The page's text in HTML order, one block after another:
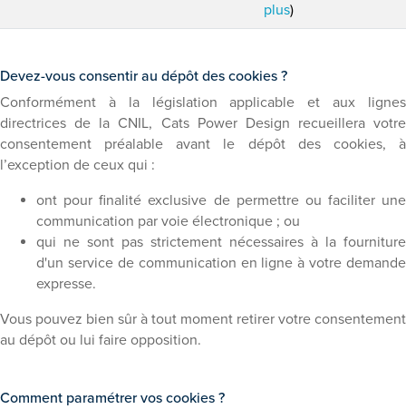
plus)
Devez-vous consentir au dépôt des cookies ?
Conformément à la législation applicable et aux lignes
directrices de la CNIL, Cats Power Design recueillera votre
consentement préalable avant le dépôt des cookies, à
l’exception de ceux qui :
ont pour finalité exclusive de permettre ou faciliter une
communication par voie électronique ; ou
qui ne sont pas strictement nécessaires à la fourniture
d'un service de communication en ligne à votre demande
expresse.
Vous pouvez bien sûr à tout moment retirer votre consentement
au dépôt ou lui faire opposition.
Comment paramétrer vos cookies ?